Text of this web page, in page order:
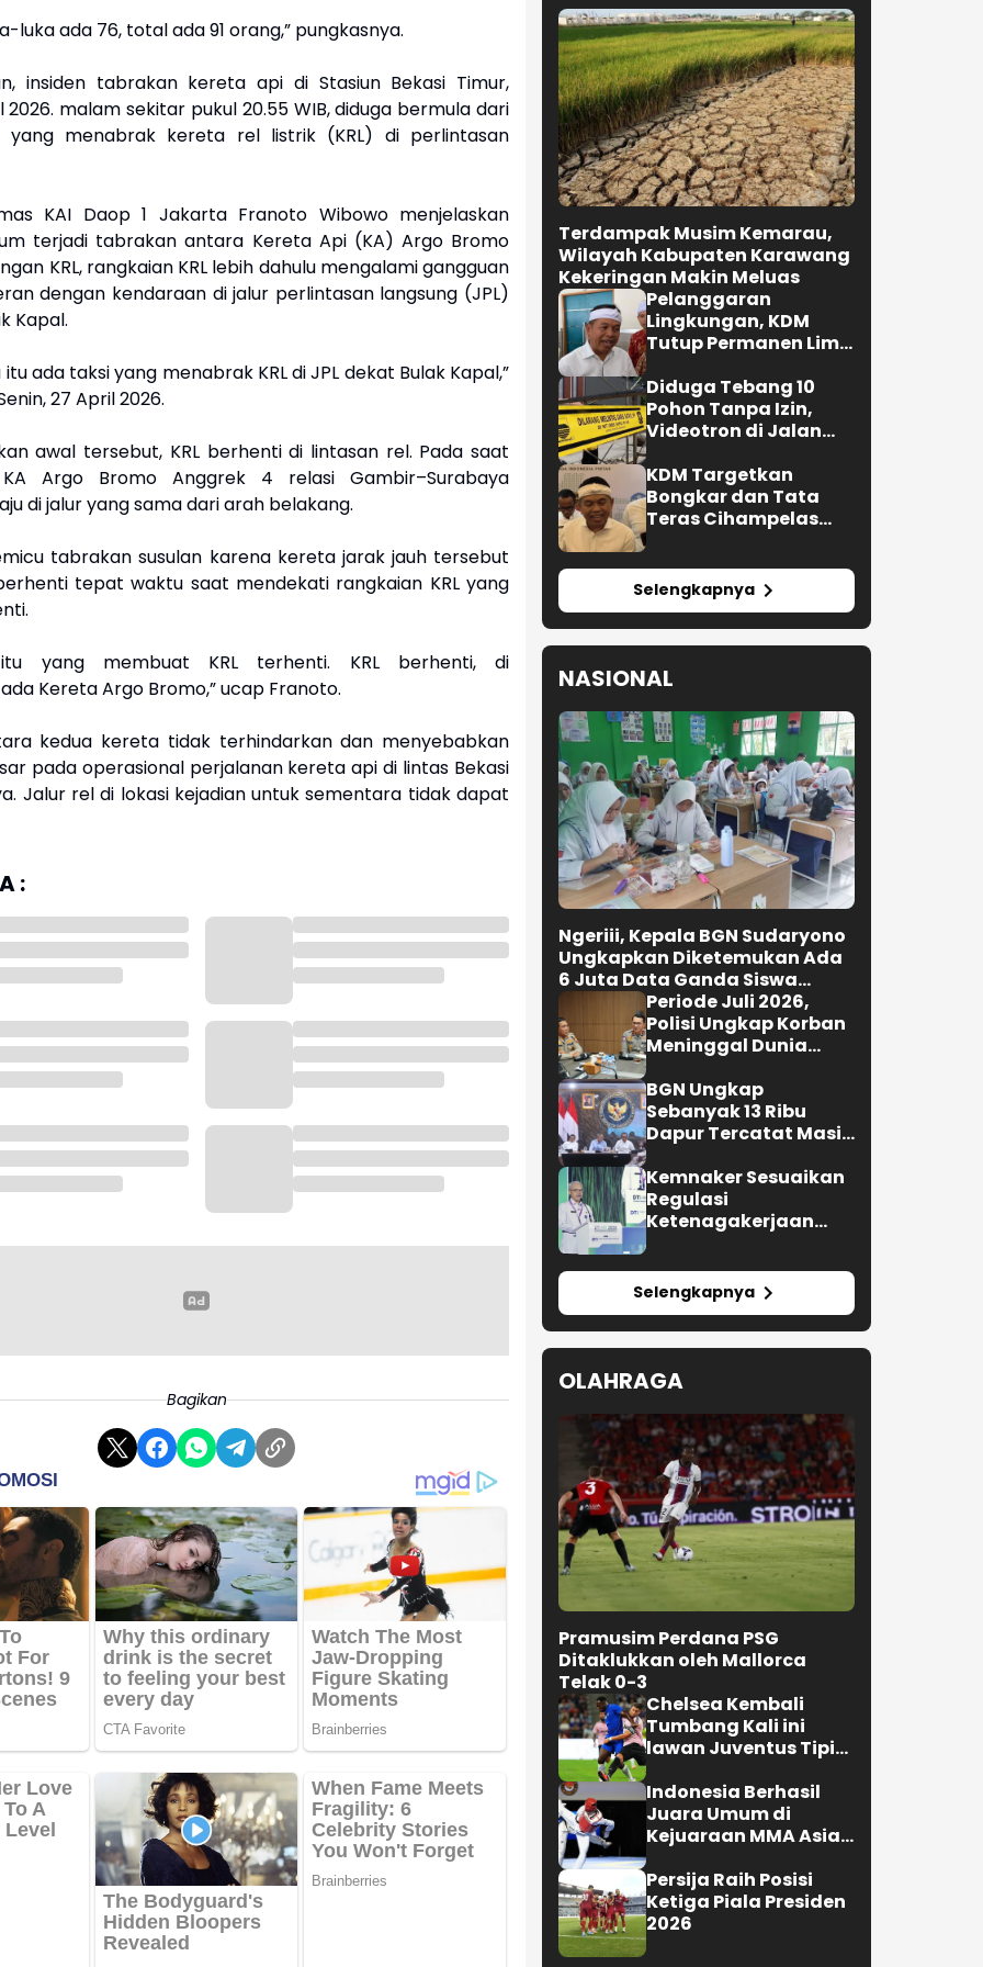
luka ada 76, total ada 91 orang,” pungkasnya.
insiden tabrakan kereta api di Stasiun Bekasi Timur,
2026. malam sekitar pukul 20.55 WIB, diduga bermula dari
yang menabrak kereta rel listrik (KRL) di perlintasan
KAI Daop 1 Jakarta Franoto Wibowo menjelaskan
terjadi tabrakan antara Kereta Api (KA) Argo Bromo
KRL, rangkaian KRL lebih dahulu mengalami gangguan
dengan kendaraan di jalur perlintasan langsung (JPL)
Kapal.
itu ada taksi yang menabrak KRL di JPL dekat Bulak Kapal,”
27 April 2026.
awal tersebut, KRL berhenti di lintasan rel. Pada saat
Argo Bromo Anggrek 4 relasi Gambir–Surabaya
di jalur yang sama dari arah belakang.
tabrakan susulan karena kereta jarak jauh tersebut
tepat waktu saat mendekati rangkaian KRL yang
itu yang membuat KRL terhenti. KRL berhenti, di
Kereta Argo Bromo,” ucap Franoto.
kedua kereta tidak terhindarkan dan menyebabkan
pada operasional perjalanan kereta api di lintas Bekasi
Jalur rel di lokasi kejadian untuk sementara tidak dapat
:
Bagikan
Terdampak Musim Kemarau,
Wilayah Kabupaten Karawang
Kekeringan Makin Meluas
Pelanggaran
Lingkungan, KDM
Tutup Permanen Lima
di Cipatat
Diduga Tebang 10
Pohon Tanpa Izin,
Videotron di Jalan
Bandung Disegel
KDM Targetkan
Bongkar dan Tata
Teras Cihampelas
Selengkapnya
NASIONAL
Ngeriii, Kepala BGN Sudaryono
Ungkapkan Diketemukan Ada
6 Juta Data Ganda Siswa
Penerima MBGPeriode Juli 2026,
Polisi Ungkap Korban
Meninggal Dunia
Semester 1 Turun
22,92 Persen
BGN Ungkap
Sebanyak 13 Ribu
Dapur Tercatat Masih
Berbagai Tahapan
Verifikasi dan Belum
Seluruhnya Siap
Kemnaker Sesuaikan
Regulasi
Ketenagakerjaan
Selengkapnya
OLAHRAGA
Pramusim Perdana PSG
Ditaklukkan oleh Mallorca
Telak 0-3
Chelsea Kembali
Tumbang Kali ini
lawan Juventus Tipis
Indonesia Berhasil
Juara Umum di
Kejuaraan MMA Asian
Persija Raih Posisi
Ketiga Piala Presiden
2026